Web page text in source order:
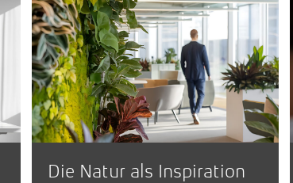
Die Natur als Inspiration